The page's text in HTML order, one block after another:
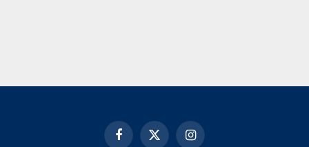
Facebook
X Instagram